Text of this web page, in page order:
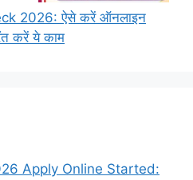
2026: ऐसे करें ऑनलाइन
करें ये काम
Apply Online Started: